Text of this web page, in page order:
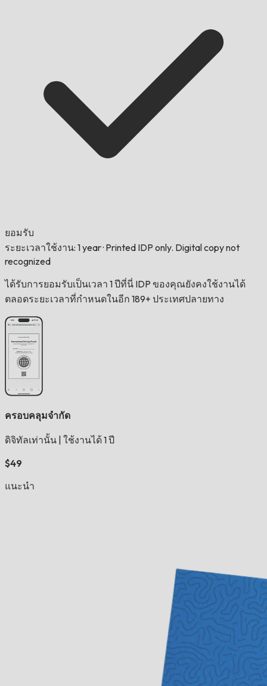
ยอมรับ
ระยะเวลาใช้งาน: 1 year· Printed IDP only. Digital copy not
recognized
ได้รับการยอมรับเป็นเวลา 1 ปีที่นี่ IDP ของคุณยังคงใช้งานได้
ตลอดระยะเวลาที่กำหนดในอีก 189+ ประเทศปลายทาง
ครอบคลุมจำกัด
ดิจิทัลเท่านั้น ใช้งานได้ 1 ปี
$49
แนะนำ